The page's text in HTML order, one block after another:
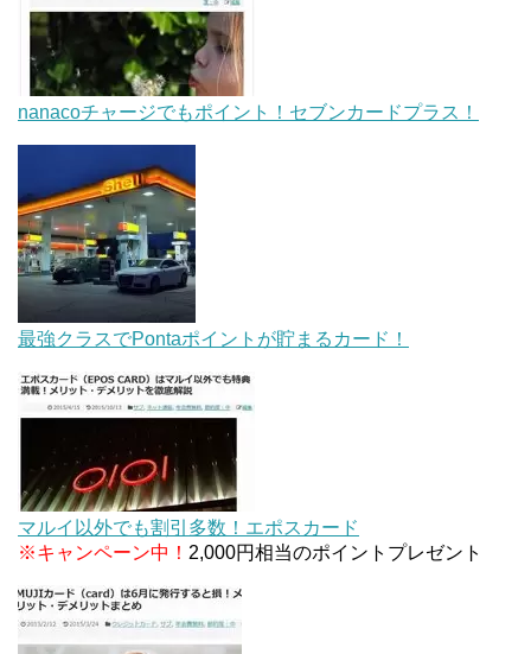
nanacoチャージでもポイント！セブンカードプラス！
最強クラスでPontaポイントが貯まるカード！
マルイ以外でも割引多数！エポスカード
※キャンペーン中！ 2,000円相当のポイントプレゼント